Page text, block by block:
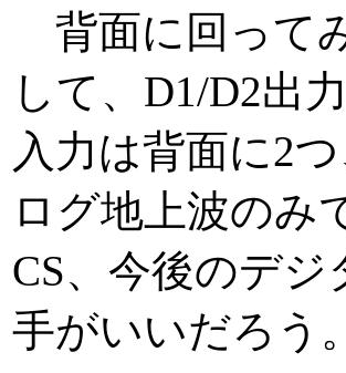
背面に回って
して、D1/D2出
入力は背面に2
ログ地上波のみ
CS、今後のデ
手がいいだろう。